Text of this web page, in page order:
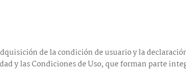
de la condición de usuario y la
y las Condiciones de Uso, que forman parte